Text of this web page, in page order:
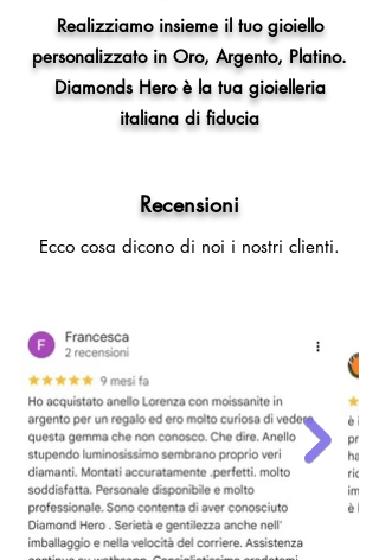
diametro interno anello 18,1 mm)
- 18 (circonferenza dito 58mm,
diametro interno anello 18,5 mm)
- 19 (circonferenza dito 59mm,
diametro interno anello 18,8 mm)
- 21 (circonferenza dito 61mm,
diametro interno anello 19,4 mm)
- 22 (circonferenza dito 62mm,
contatti.
Realizziamo insieme il tuo gioiello
personalizzato in Oro, Argento, Platino.
Diamonds Hero è la tua gioielleria
italiana di fiducia
Recensioni
Ecco cosa dicono di noi i nostri clienti.